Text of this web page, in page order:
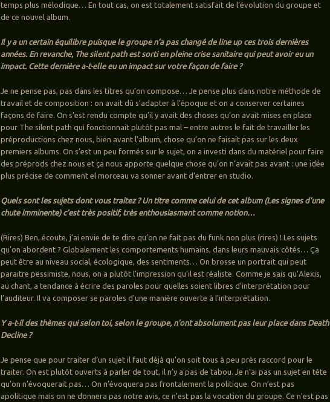
temps plus mélodique… En tout cas, on est totalement satisfait de l’évolution du groupe et
de ce nouvel album.
Il y a un certain équilibre puisque le groupe n’a pas changé de line up ces trois dernières
années. En revanche, The silent path est sorti en pleine crise sanitaire qui peut avoir eu un
impact. Cette dernière a-t-elle eu un impact sur votre façon de faire ?
Je ne pense pas, pas dans les titres qu’on compose… Je pense plus dans notre méthode de
travail et de composition : on avait dû s’adapter à l’époque et on a conserver certaines
façons de faire. On s’est rendu compte qu’il y avait des choses qu’on avait mises en place
pour The silent path qui fonctionnait plutôt pas mal – entre autres le fait de travailler les
préproductions chez nous, bien avant l’album, chose qu’on ne faisait pas sur les deux
premiers albums. On s’est un peu formés sur le sujet, on a investi dans du matériel pour faire
des préprods chez nous et ça nous apporte quelque chose qu’on n’avait pas avant : une idée
plus précise de comment el morceau va sonner avant d’entrer en studio.
Quels sont les sujets dont vous traitez ? Un titre comme celui de cet album (Les signes d’une
chute imminente) c’est très positif, très enthousiasmant comme notion…
(Rires) Ben, écoute, j’ai envie de te dire qu’on ne fait pas du funk non plus (rires) ! Les sujets
qu’on abordent ? Globalement les comportements humains, dans leurs mauvais côtés… Ça
peut être au niveau social, écologique, des sentiments… On brosse un portrait qui peut
paraitre pessimiste, nous, on a plutôt l’impression qu’il est réaliste. Comme je sais qu’Alexis,
au chant, a tendance à écrire des paroles pour quelles soient libres d’interprétation pour
l’auditeur. Il va composer se paroles d’une manière ouverte à l’interprétation.
Y a-t-il des thèmes qui selon toi, selon le groupe, n’ont absolument pas leur place dans Death
Decline ?
Je pense que pour traiter d’un sujet il faut déjà qu’on soit tous à peu près raccord pour le
traiter. On est plutôt ouverts à parler de tout, il n’y a pas de tabou. Je n’ai pas un sujet en tête
qu’on n’évoquerait pas… On n’évoquera pas frontalement la politique. On n’est pas
apolitique mais on ne donnera pas notre avis, ce n’est pas la vocation du groupe. Ce n’est pas